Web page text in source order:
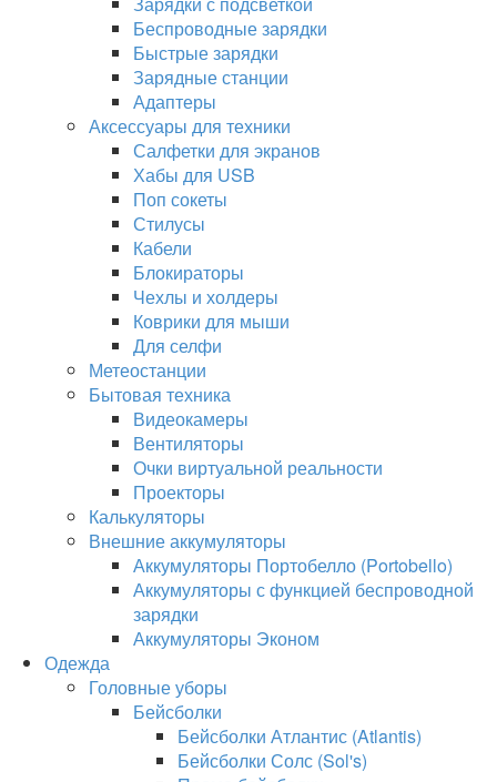
Беспроводные зарядки
Быстрые зарядки
Зарядные станции
Адаптеры
Аксессуары для техники
Салфетки для экранов
Хабы для USB
Поп сокеты
Стилусы
Кабели
Блокираторы
Чехлы и холдеры
Коврики для мыши
Для селфи
Метеостанции
Бытовая техника
Видеокамеры
Вентиляторы
Очки виртуальной реальности
Проекторы
Калькуляторы
Внешние аккумуляторы
Аккумуляторы Портобелло (Portobello)
Аккумуляторы с функцией беспроводной
зарядки
Аккумуляторы Эконом
Одежда
Головные уборы
Бейсболки
Бейсболки Атлантис (Atlantis)
Бейсболки Солс (Sol's)